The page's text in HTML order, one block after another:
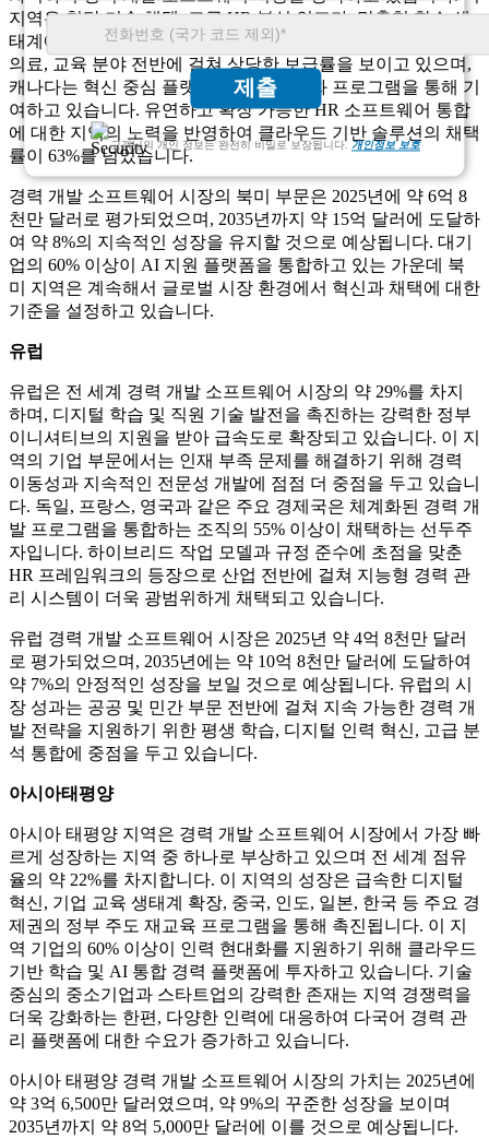
제출
고객님의 개인 정보는 완전히 비밀로 보장됩니다. 개인정보 보호
지역은 첨단 기술 채택, 고급 HR 분석 인프라, 맞춤형 학습 생
태계에 대한 수요 증가의 이점을 누리고 있습니다. 미국은 IT,
의료, 교육 분야 전반에 걸쳐 상당한 보급률을 보이고 있으며,
캐나다는 혁신 중심 플랫폼과 인력 최적화 프로그램을 통해 기
여하고 있습니다. 유연하고 확장 가능한 HR 소프트웨어 통합
에 대한 지역의 노력을 반영하여 클라우드 기반 솔루션의 채택
률이 63%를 넘었습니다.
경력 개발 소프트웨어 시장의 북미 부문은 2025년에 약 6억 8
천만 달러로 평가되었으며, 2035년까지 약 15억 달러에 도달하
여 약 8%의 지속적인 성장을 유지할 것으로 예상됩니다. 대기
업의 60% 이상이 AI 지원 플랫폼을 통합하고 있는 가운데 북
미 지역은 계속해서 글로벌 시장 환경에서 혁신과 채택에 대한
기준을 설정하고 있습니다.
유럽
유럽은 전 세계 경력 개발 소프트웨어 시장의 약 29%를 차지
하며, 디지털 학습 및 직원 기술 발전을 촉진하는 강력한 정부
이니셔티브의 지원을 받아 급속도로 확장되고 있습니다. 이 지
역의 기업 부문에서는 인재 부족 문제를 해결하기 위해 경력
이동성과 지속적인 전문성 개발에 점점 더 중점을 두고 있습니
다. 독일, 프랑스, ​​영국과 같은 주요 경제국은 체계화된 경력 개
발 프로그램을 통합하는 조직의 55% 이상이 채택하는 선두주
자입니다. 하이브리드 작업 모델과 규정 준수에 초점을 맞춘
HR 프레임워크의 등장으로 산업 전반에 걸쳐 지능형 경력 관
리 시스템이 더욱 광범위하게 채택되고 있습니다.
유럽 ​​경력 개발 소프트웨어 시장은 2025년 약 4억 8천만 달러
로 평가되었으며, 2035년에는 약 10억 8천만 달러에 도달하여
약 7%의 안정적인 성장을 보일 것으로 예상됩니다. 유럽의 시
장 성과는 공공 및 민간 부문 전반에 걸쳐 지속 가능한 경력 개
발 전략을 지원하기 위한 평생 학습, 디지털 인력 혁신, 고급 분
석 통합에 중점을 두고 있습니다.
아시아태평양
아시아 태평양 지역은 경력 개발 소프트웨어 시장에서 가장 빠
르게 성장하는 지역 중 하나로 부상하고 있으며 전 세계 점유
율의 약 22%를 차지합니다. 이 지역의 성장은 급속한 디지털
혁신, 기업 교육 생태계 확장, 중국, 인도, 일본, 한국 등 주요 경
제권의 정부 주도 재교육 프로그램을 통해 촉진됩니다. 이 지
역 기업의 60% 이상이 인력 현대화를 지원하기 위해 클라우드
기반 학습 및 AI 통합 경력 플랫폼에 투자하고 있습니다. 기술
중심의 중소기업과 스타트업의 강력한 존재는 지역 경쟁력을
더욱 강화하는 한편, 다양한 인력에 대응하여 다국어 경력 관
리 플랫폼에 대한 수요가 증가하고 있습니다.
아시아 태평양 경력 개발 소프트웨어 시장의 가치는 2025년에
약 3억 6,500만 달러였으며, 약 9%의 꾸준한 성장을 보이며
2035년까지 약 8억 5,000만 달러에 이를 것으로 예상됩니다.